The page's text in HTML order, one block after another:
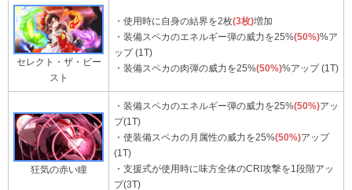
セレクト・ザ・ビー
スト
・使用時に自身の結界を2枚(3枚)増加
・装備スペカのエネルギー弾の威力を25%(50%)%ア
ップ (1T)
・装備スペカの肉弾の威力を25%(50%)%アップ (1T)
狂気の赤い瞳
・装備スペカのエネルギー弾の威力を25%(50%)アッ
プ(1T)
・使装備スペカの月属性の威力を25%(50%)アップ
(1T)
・支援式が使用時に味方全体のCRI攻撃を1段階アッ
プ(3T)